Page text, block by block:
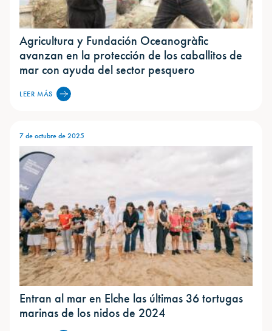
Agricultura y Fundación Oceanogràfic
avanzan en la protección de los caballitos de
mar con ayuda del sector pesquero
LEER MÁS
7 de octubre de 2025
Entran al mar en Elche las últimas 36 tortugas
marinas de los nidos de 2024